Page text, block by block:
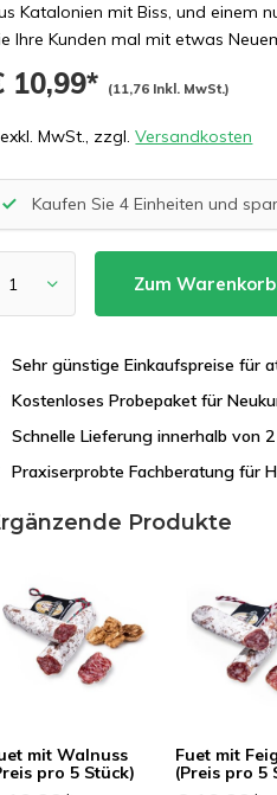
Katalonien mit Biss, und einem
Ihre Kunden mal mit etwas
10,99* (11,76 Inkl. MwSt.)
MwSt., zzgl.Versandkosten
Kaufen Sie 4 Einheiten und
Zum
Sehr günstige Einkaufspreise für
Kostenloses Probepaket für
Schnelle Lieferung innerhalb von
Praxiserprobte Fachberatung für
Produkte
mit Walnuss
pro 5 Stück)
Fuet mit
(Preis pro 5